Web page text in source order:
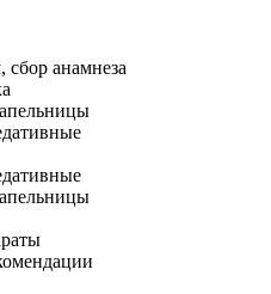
сбор анамнеза